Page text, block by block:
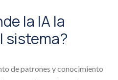
la IA la
sistema?
de patrones y conocimiento